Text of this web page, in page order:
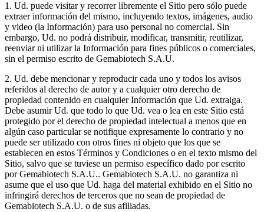
1. Ud. puede visitar y recorrer libremente el Sitio pero sólo puede
extraer información del mismo, incluyendo textos, imágenes, audio
y video (la Información) para uso personal no comercial. Sin
embargo, Ud. no podrá distribuir, modificar, transmitir, reutilizar,
reenviar ni utilizar la Información para fines públicos o comerciales,
sin el permiso escrito de Gemabiotech S.A.U.
2. Ud. debe mencionar y reproducir cada uno y todos los avisos
referidos al derecho de autor y a cualquier otro derecho de
propiedad contenido en cualquier Información que Ud. extraiga.
Debe asumir Ud. que todo lo que Ud. vea o lea en este Sitio está
protegido por el derecho de propiedad intelectual a menos que en
algún caso particular se notifique expresamente lo contrario y no
puede ser utilizado con otros fines ni objeto que los que se
establecen en estos Términos y Condiciones o en el texto mismo del
Sitio, salvo que se tuviese un permiso específico dado por escrito
por Gemabiotech S.A.U.. Gemabiotech S.A.U. no garantiza ni
asume que el uso que Ud. haga del material exhibido en el Sitio no
infringirá derechos de terceros que no sean de propiedad de
Gemabiotech S.A.U. o de sus afiliadas.